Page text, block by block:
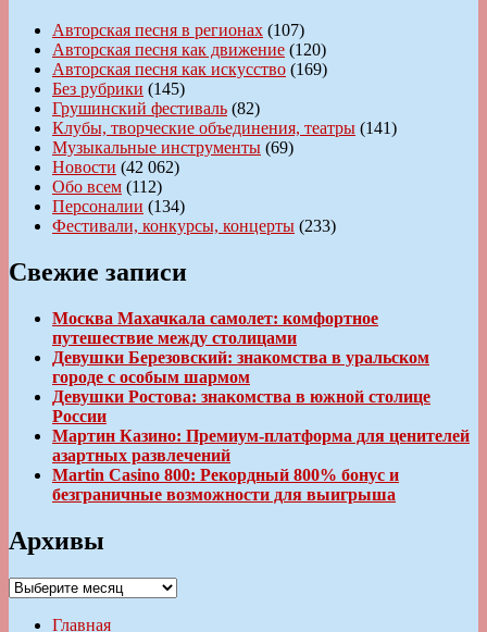
Авторская песня в регионах (107)
Авторская песня как движение (120)
Авторская песня как искусство (169)
Без рубрики (145)
Грушинский фестиваль (82)
Клубы, творческие объединения, театры (141)
Музыкальные инструменты (69)
Новости (42 062)
Обо всем (112)
Персоналии (134)
Фестивали, конкурсы, концерты (233)
Свежие записи
Москва Махачкала самолет: комфортное
путешествие между столицами
Девушки Березовский: знакомства в уральском
городе с особым шармом
Девушки Ростова: знакомства в южной столице
России
Мартин Казино: Премиум-платформа для ценителей
азартных развлечений
Martin Casino 800: Рекордный 800% бонус и
безграничные возможности для выигрыша
Архивы
Архивы
Главная